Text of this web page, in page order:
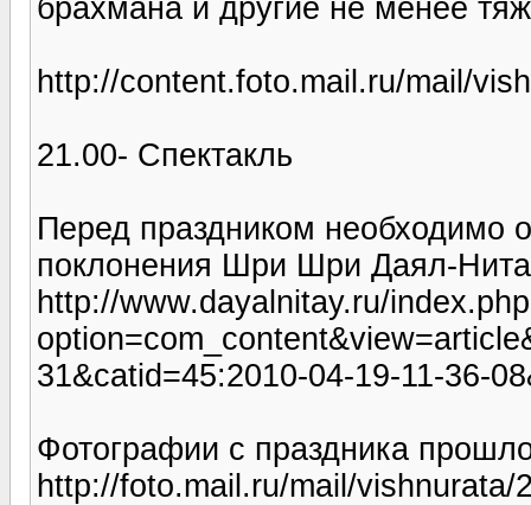
брахмана и другие не менее
http://content.foto.mail.ru/mail/
21.00- Спектакль
Перед праздником необходимо
поклонения Шри Шри Даял-
http://www.dayalnitay.ru/
31&catid=45:2010-04-19-11-36-
Фотографии с праздника
http://foto.mail.ru/mail/vishnurata/